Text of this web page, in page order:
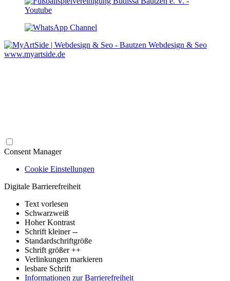
Webdesign & Seo
www.myartside.de
Consent Manager
Cookie Einstellungen
Digitale Barrierefreiheit
Text vorlesen
Schwarzweiß
Hoher Kontrast
Schrift kleiner --
Standardschriftgröße
Schrift größer ++
Verlinkungen markieren
lesbare Schrift
Informationen zur Barrierefreiheit